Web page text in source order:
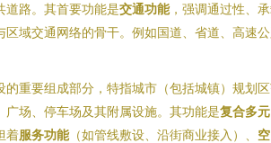
道路。其首要功能是交通功能，强调通过性、
区域交通网络的骨干。例如国道、省道、高速
的重要组成部分，特指城市（包括城镇）规划
场、停车场及其附属设施。其功能是复合多元
着服务功能（如管线敷设、沿街商业接入）、